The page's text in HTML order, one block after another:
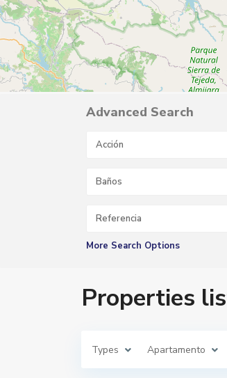
Advanced Search
Acción
Baños
More Search Options
Properties
Types Apartamento
o
n
t
i
o
a
a